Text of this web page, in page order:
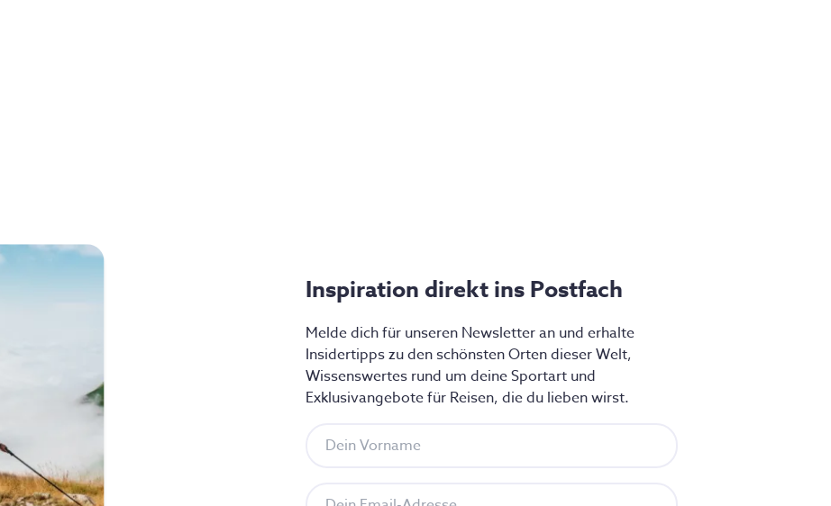
Inspiration direkt ins Postfach
Melde dich für unseren Newsletter an und erhalte
Insidertipps zu den schönsten Orten dieser Welt,
Wissenswertes rund um deine Sportart und
Exklusivangebote für Reisen, die du lieben wirst.